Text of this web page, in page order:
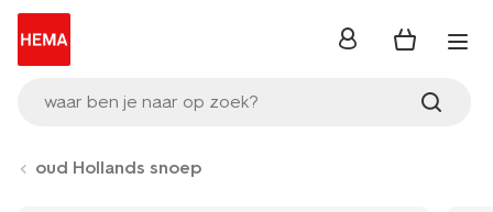
waar ben je naar op zoek?
inloggen
oud Hollands snoep